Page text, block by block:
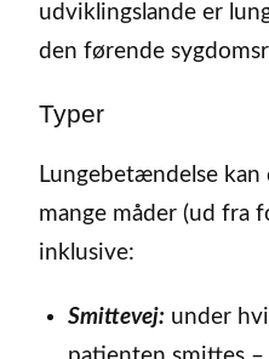
udviklingslande er
den førende
Typer
Lungebetændelse kan
mange måder (ud fra
inklusive:
Smittevej: under